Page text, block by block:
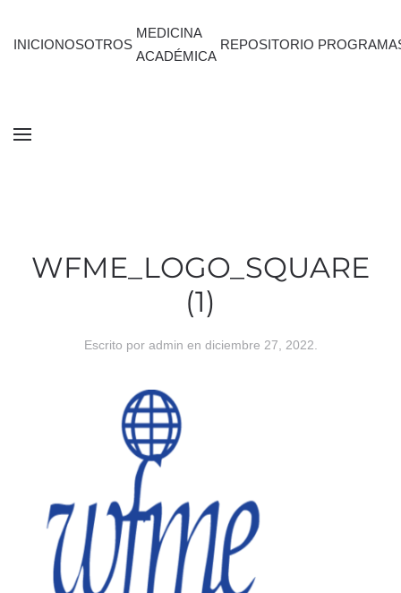
INICIONOSOTROS
MEDICINA
ACADÉMICA
REPOSITORIO
WFME_LOGO_SQUARE
(1)
Escrito por admin en diciembre 27, 2022